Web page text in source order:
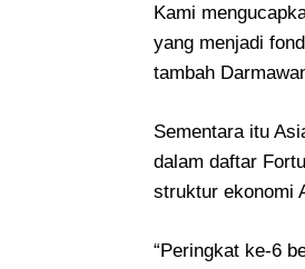
Kami
yang menjadi
tambah
Sementara itu
dalam daftar
struktur ekonomi
“Peringkat ke-6